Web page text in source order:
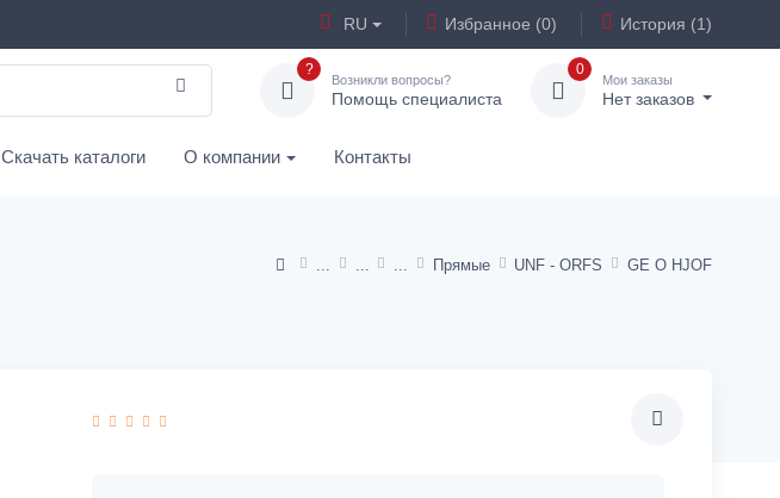
RU Избранное (0) История (1)
?
Возникли вопросы?
Помощь специалиста
0
Мои заказы
Нет заказов
Скачать каталоги О компании Контакты
Прямые UNF - ORFS GE O HJOF